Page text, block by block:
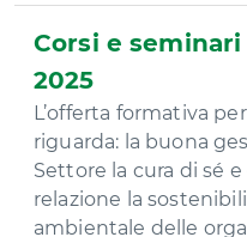
Corsi e
2025
L’offerta formativa
riguarda: la buona
Settore la cura di sé
relazione la
ambientale delle